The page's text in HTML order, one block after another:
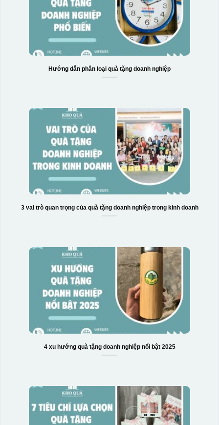
Hướng dẫn phân loại quà tặng doanh nghiệp
3 vai trò quan trọng của quà tặng doanh nghiệp trong kinh doanh
4 xu hướng quà tặng doanh nghiệp nổi bật 2025